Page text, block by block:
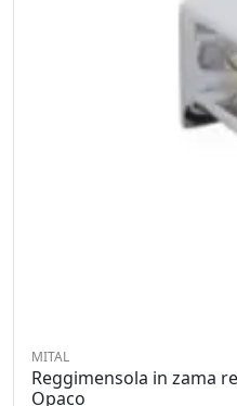
MITAL
Reggimensola in zama
Opaco